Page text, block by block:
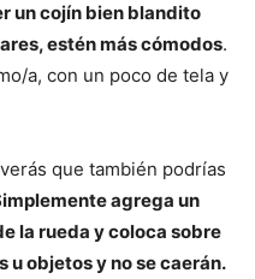
un cojín bien blandito
estén más cómodos.
a, con un poco de tela y
que también podrías
agrega un
la rueda y coloca sobre
u objetos y no se caerán.